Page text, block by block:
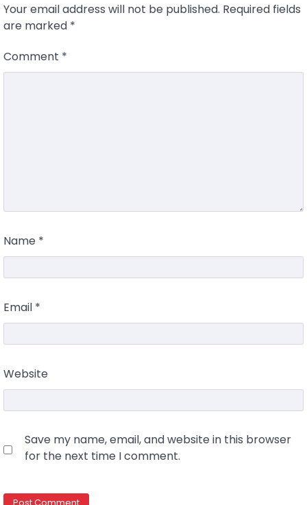
Your email address will not be published. Required fields
are marked *
Comment *
Name *
Email *
Website
Save my name, email, and website in this browser
for the next time I comment.